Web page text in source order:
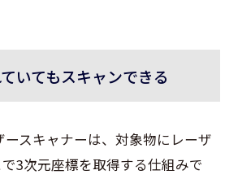
いてもスキャンできる
スキャナーは、対象物にレーザ
3次元座標を取得する仕組みで